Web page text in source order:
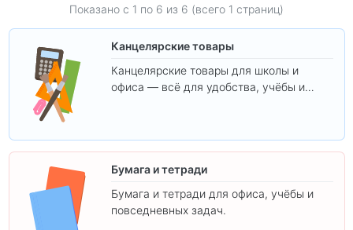
Показано с 1 по 6 из 6 (всего 1 страниц)
Канцелярские товары
Канцелярские товары для школы и
офиса — всё для удобства, учёбы и
Бумага и тетради
Бумага и тетради для офиса, учёбы и
повседневных задач.